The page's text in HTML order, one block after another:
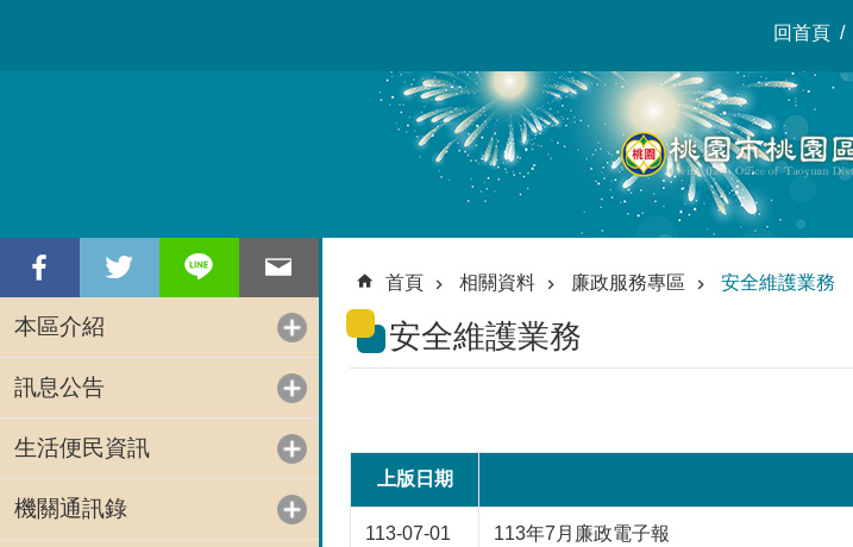
回首頁
本區介紹
訊息公告
生活便民資訊
機關通訊錄
首頁 相關資料 廉政服務專區 安全維護業務
安全維護業務
上版日期
113-07-01 113年7月廉政電子報